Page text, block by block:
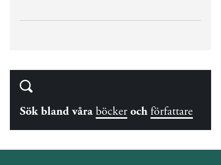
Sök bland våra böcker och författare